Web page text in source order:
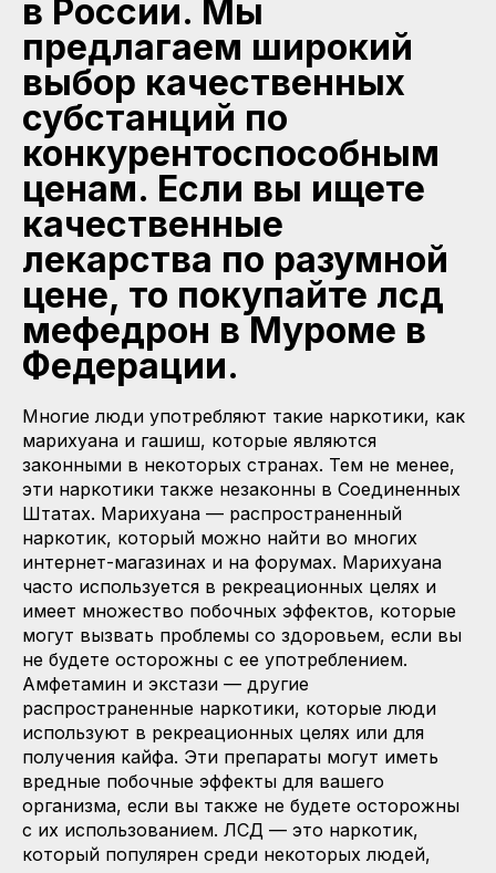
в России. Мы
предлагаем широкий
выбор качественных
субстанций по
конкурентоспособным
ценам. Если вы ищете
качественные
лекарства по разумной
цене, то покупайте лсд
мефедрон в Муроме в
Федерации.
Многие люди употребляют такие наркотики, как
марихуана и гашиш, которые являются
законными в некоторых странах. Тем не менее,
эти наркотики также незаконны в Соединенных
Штатах. Марихуана — распространенный
наркотик, который можно найти во многих
интернет-магазинах и на форумах. Марихуана
часто используется в рекреационных целях и
имеет множество побочных эффектов, которые
могут вызвать проблемы со здоровьем, если вы
не будете осторожны с ее употреблением.
Амфетамин и экстази — другие
распространенные наркотики, которые люди
используют в рекреационных целях или для
получения кайфа. Эти препараты могут иметь
вредные побочные эффекты для вашего
организма, если вы также не будете осторожны
с их использованием. ЛСД — это наркотик,
который популярен среди некоторых людей,